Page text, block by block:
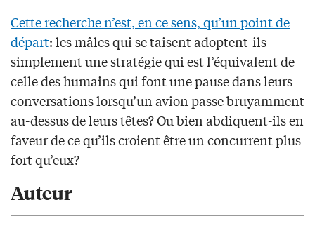
Cette recherche n’est, en ce sens, qu’un point de
départ: les mâles qui se taisent adoptent-ils
simplement une stratégie qui est l’équivalent de
celle des humains qui font une pause dans leurs
conversations lorsqu’un avion passe bruyamment
au-dessus de leurs têtes? Ou bien abdiquent-ils en
faveur de ce qu’ils croient être un concurrent plus
fort qu’eux?
Auteur